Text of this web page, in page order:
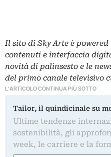
Il sito di Sky Arte è
contenuti e interfaccia
novità di palinsesto e le
del primo canale televisivo
L'ARTICOLO CONTINUA PIÙ SOTTO
Tailor, il quindicinale su
Ultime tendenze
sostenibilità, gli
week, le carriere e la